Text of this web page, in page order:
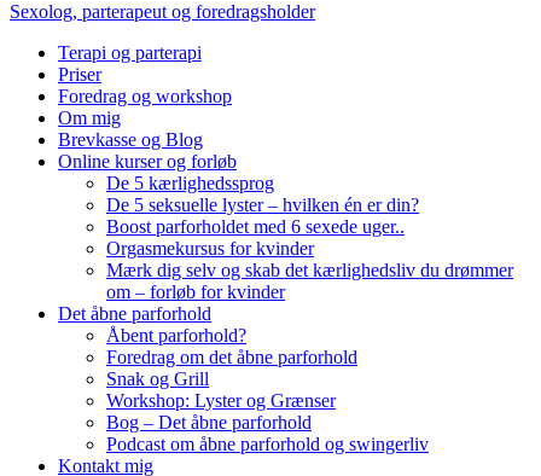
Sexolog, parterapeut og foredragsholder
Terapi og parterapi
Priser
Foredrag og workshop
Om mig
Brevkasse og Blog
Online kurser og forløb
De 5 kærlighedssprog
De 5 seksuelle lyster – hvilken én er din?
Boost parforholdet med 6 sexede uger..
Orgasmekursus for kvinder
Mærk dig selv og skab det kærlighedsliv du drømmer
om – forløb for kvinder
Det åbne parforhold
Åbent parforhold?
Foredrag om det åbne parforhold
Snak og Grill
Workshop: Lyster og Grænser
Bog – Det åbne parforhold
Podcast om åbne parforhold og swingerliv
Kontakt mig